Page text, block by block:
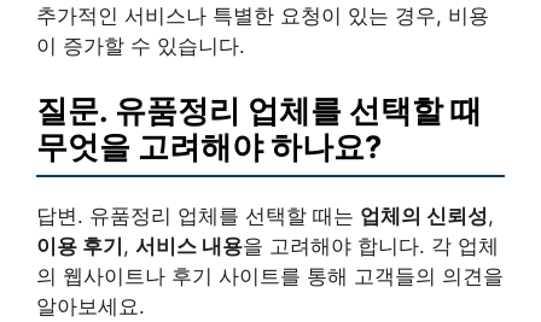
추가적인 서비스나 특별한 요청이 있는 경우, 비용
이 증가할 수 있습니다.
질문. 유품정리 업체를 선택할 때
무엇을 고려해야 하나요?
답변. 유품정리 업체를 선택할 때는 업체의 신뢰성,
이용 후기, 서비스 내용을 고려해야 합니다. 각 업체
의 웹사이트나 후기 사이트를 통해 고객들의 의견을
알아보세요.